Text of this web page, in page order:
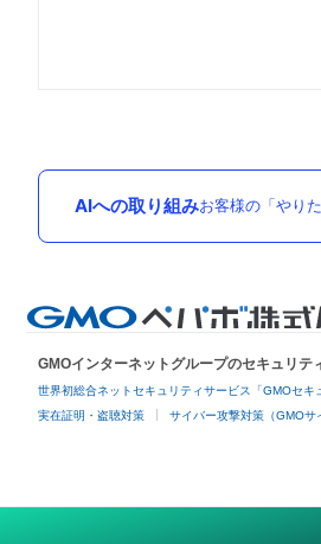
AIへの取り組みお客様の「やり
GMOインターネットグループのセキュリテ
世界初総合ネットセキュリティサービス「GMOセキ
実在証明・盗聴対策 サイバー攻撃対策（GMOサ